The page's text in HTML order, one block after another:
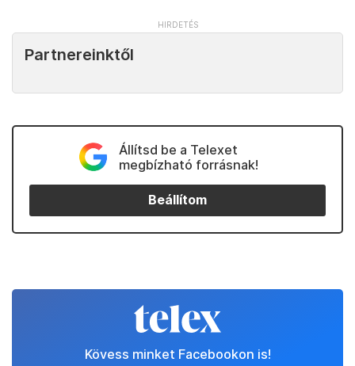
Partnereinktől
Állítsd be a Telexet
megbízható forrásnak!
Beállítom
Kövess minket Facebookon is!